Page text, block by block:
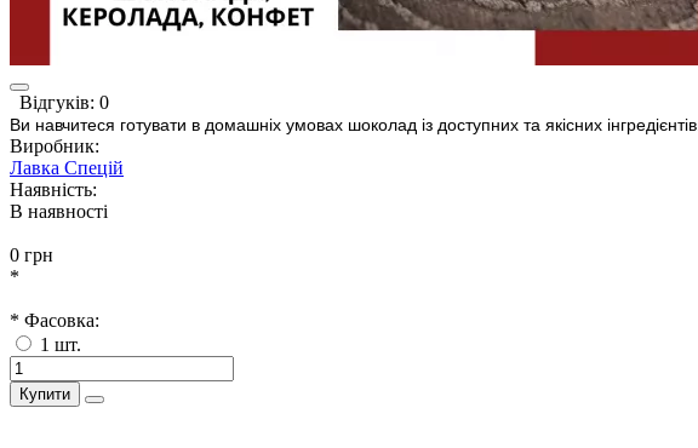
Відгуків: 0
Ви навчитеся готувати в домашніх умовах шоколад із доступних та якісних інгредієнтів.
Виробник:
Лавка Спецій
Наявність:
В наявності
0 грн
*
* Фасовка:
1 шт.
Купити